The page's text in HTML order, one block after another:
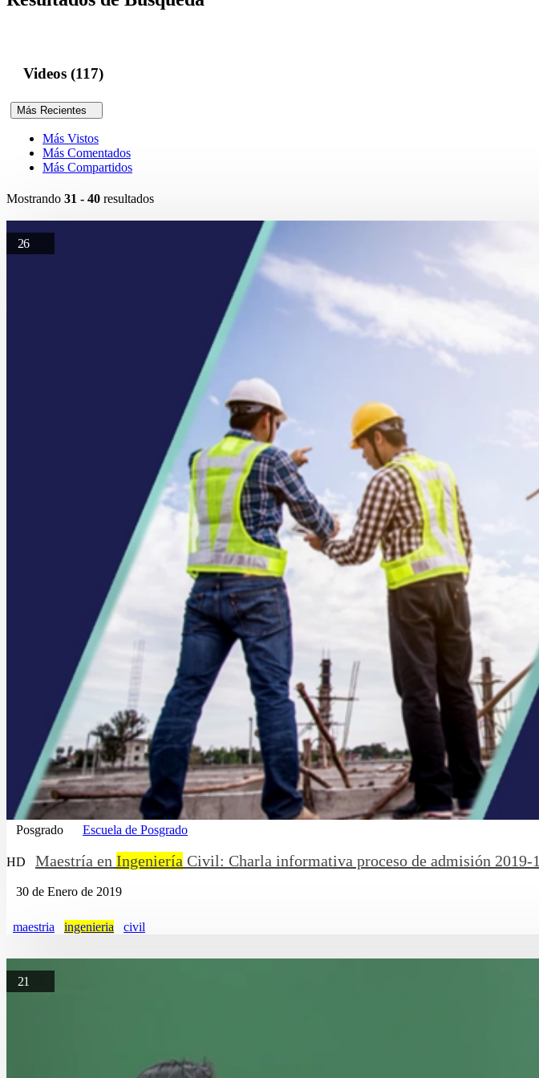
Videos (117)
Más Recientes
Más Vistos
Más Comentados
Más Compartidos
Mostrando 31 - 40 resultados
26
Posgrado Escuela de Posgrado
HD Maestría en Ingeniería Civil: Charla informativa proceso de admisión 2019-1
30 de Enero de 2019
maestria ingenieria civil
21